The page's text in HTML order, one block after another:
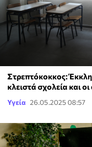
Στρεπτόκοκκος:
κλειστά σχολεία και
Υγεία 26.05.2025 08:57